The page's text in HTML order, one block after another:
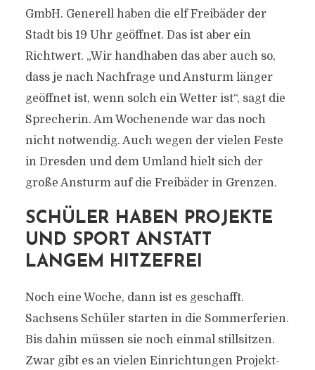
GmbH. Generell haben die elf Freibäder der
Stadt bis 19 Uhr geöffnet. Das ist aber ein
Richtwert. „Wir handhaben das aber auch so,
dass je nach Nachfrage und Ansturm länger
geöffnet ist, wenn solch ein Wetter ist“, sagt die
Sprecherin. Am Wochenende war das noch
nicht notwendig. Auch wegen der vielen Feste
in Dresden und dem Umland hielt sich der
große Ansturm auf die Freibäder in Grenzen.
SCHÜLER HABEN PROJEKTE
UND SPORT ANSTATT
LANGEM HITZEFREI
Noch eine Woche, dann ist es geschafft.
Sachsens Schüler starten in die Sommerferien.
Bis dahin müssen sie noch einmal stillsitzen.
Zwar gibt es an vielen Einrichtungen Projekt-